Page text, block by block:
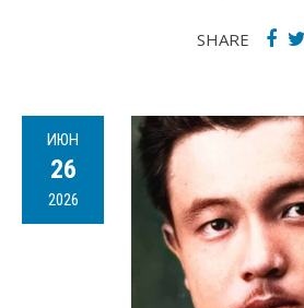
SHARE
ИЮН
26
2026